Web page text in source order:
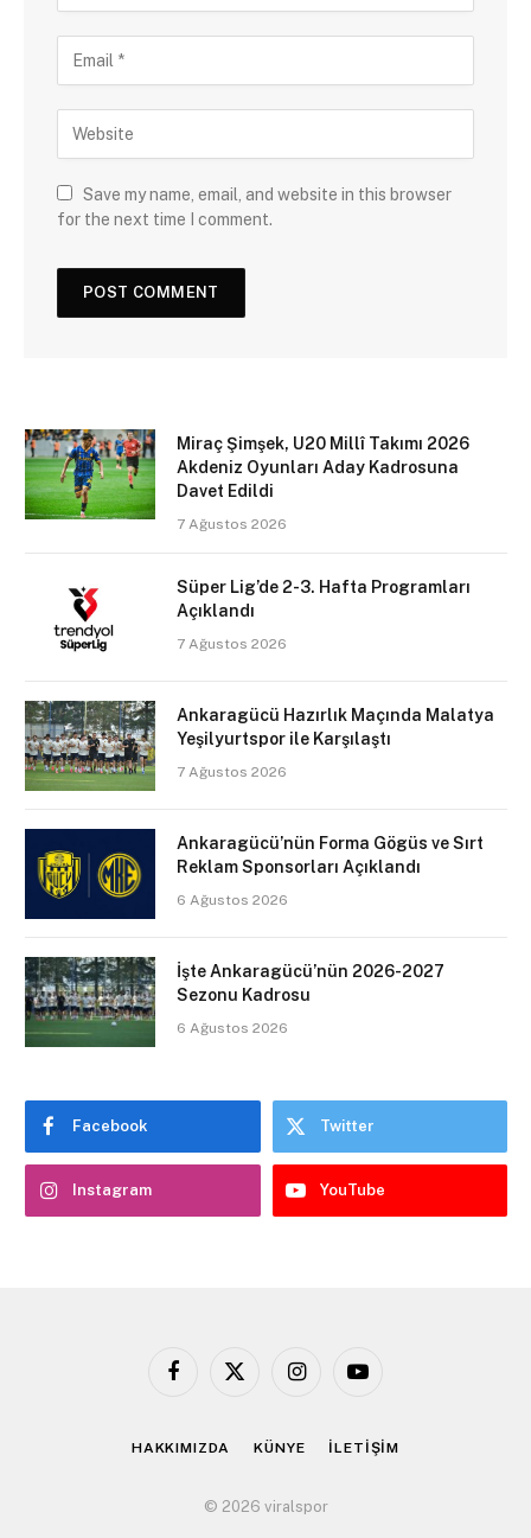
Save my name, email, and website in this browser
for the next time I comment.
Miraç Şimşek, U20 Millî Takımı 2026
Akdeniz Oyunları Aday Kadrosuna
Davet Edildi
7 Ağustos 2026
Süper Lig’de 2-3. Hafta Programları
Açıklandı
7 Ağustos 2026
Ankaragücü Hazırlık Maçında Malatya
Yeşilyurtspor ile Karşılaştı
7 Ağustos 2026
Ankaragücü’nün Forma Gögüs ve Sırt
Reklam Sponsorları Açıklandı
6 Ağustos 2026
İşte Ankaragücü’nün 2026-2027
Sezonu Kadrosu
6 Ağustos 2026
Facebook Twitter
Instagram YouTube
Facebook
X
InstagramYouTube
HAKKIMIZDA KÜNYE İLETİŞİM
© 2026 viralspor